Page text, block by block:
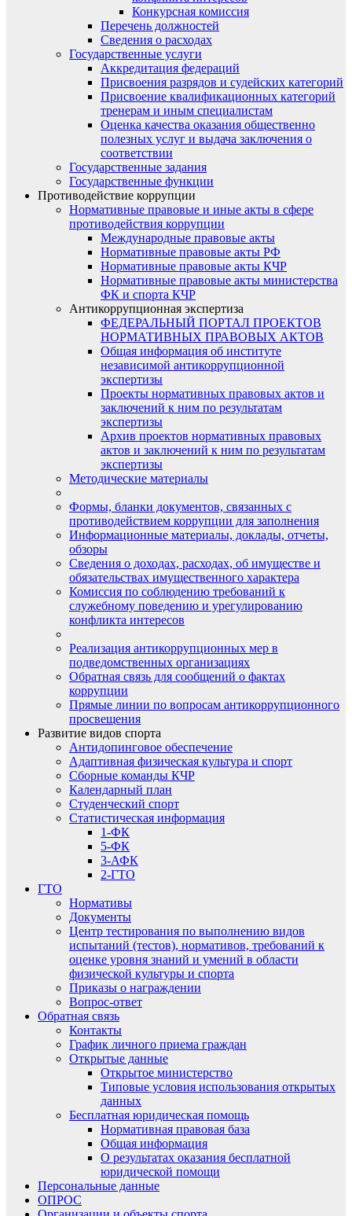
Конкурсная комиссия
Перечень должностей
Сведения о расходах
Государственные услуги
Аккредитация федераций
Присвоения разрядов и судейских категорий
Присвоение квалификационных категорий
тренерам и иным специалистам
Оценка качества оказания общественно
полезных услуг и выдача заключения о
соответствии
Государственные задания
Государственные функции
Противодействие коррупции
Нормативные правовые и иные акты в сфере
противодействия коррупции
Международные правовые акты
Нормативные правовые акты РФ
Нормативные правовые акты КЧР
Нормативные правовые акты министерства
ФК и спорта КЧР
Антикоррупционная экспертиза
ФЕДЕРАЛЬНЫЙ ПОРТАЛ ПРОЕКТОВ
НОРМАТИВНЫХ ПРАВОВЫХ АКТОВ
Общая информация об институте
независимой антикоррупционной
экспертизы
Проекты нормативных правовых актов и
заключений к ним по результатам
экспертизы
Архив проектов нормативных правовых
актов и заключений к ним по результатам
экспертизы
Методические материалы
Формы, бланки документов, связанных с
противодействием коррупции для заполнения
Информационные материалы, доклады, отчеты,
обзоры
Сведения о доходах, расходах, об имуществе и
обязательствах имущественного характера
Комиссия по соблюдению требований к
служебному поведению и урегулированию
конфликта интересов
Реализация антикоррупционных мер в
подведомственных организациях
Обратная связь для сообщений о фактах
коррупции
Прямые линии по вопросам антикоррупционного
просвещения
Развитие видов спорта
Антидопинговое обеспечение
Адаптивная физическая культура и спорт
Сборные команды КЧР
Календарный план
Студенческий спорт
Статистическая информация
1-ФК
5-ФК
3-АФК
2-ГТО
ГТО
Нормативы
Документы
Центр тестирования по выполнению видов
испытаний (тестов), нормативов, требований к
оценке уровня знаний и умений в области
физической культуры и спорта
Приказы о награждении
Вопрос-ответ
Обратная связь
Контакты
График личного приема граждан
Открытые данные
Открытое министерство
Типовые условия использования открытых
данных
Бесплатная юридическая помощь
Нормативная правовая база
Общая информация
О результатах оказания бесплатной
юридической помощи
Персональные данные
ОПРОС